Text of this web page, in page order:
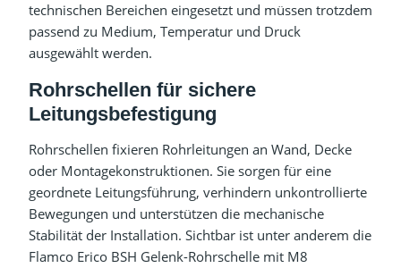
technischen Bereichen eingesetzt und müssen trotzdem
passend zu Medium, Temperatur und Druck
ausgewählt werden.
Rohrschellen für sichere
Leitungsbefestigung
Rohrschellen fixieren Rohrleitungen an Wand, Decke
oder Montagekonstruktionen. Sie sorgen für eine
geordnete Leitungsführung, verhindern unkontrollierte
Bewegungen und unterstützen die mechanische
Stabilität der Installation. Sichtbar ist unter anderem die
Flamco Erico BSH Gelenk-Rohrschelle mit M8